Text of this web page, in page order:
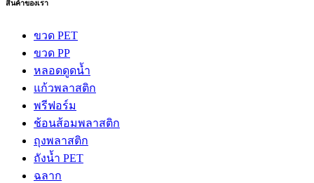
สินค้าของเรา
ขวด PET
ขวด PP
หลอดดูดน้ำ
แก้วพลาสติก
พรีฟอร์ม
ช้อนส้อมพลาสติก
ถุงพลาสติก
ถังน้ำ PET
ฉลาก